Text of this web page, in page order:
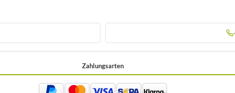
Zahlungsarten